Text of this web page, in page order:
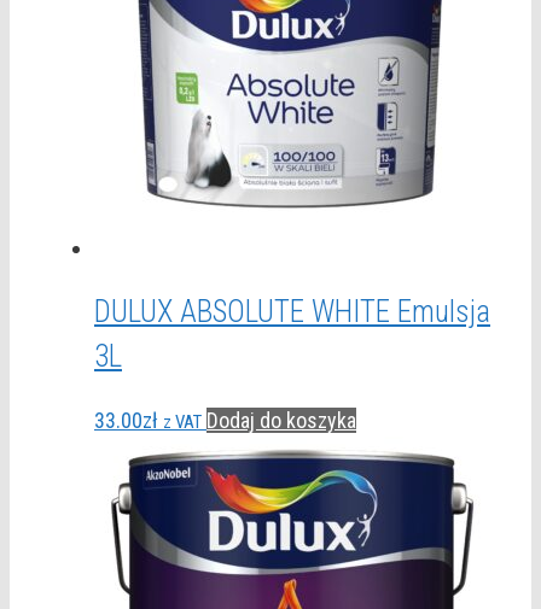
DULUX ABSOLUTE WHITE Emulsja
3L
33.00zł z VAT Dodaj do koszyka